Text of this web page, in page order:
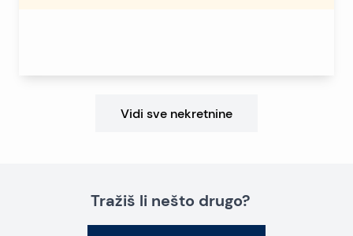
Vidi sve nekretnine
Tražiš li nešto drugo?